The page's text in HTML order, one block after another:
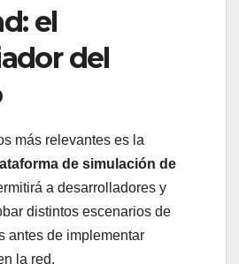
el
del
más relevantes es la
de simulación de
a desarrolladores y
distintos escenarios de
antes de implementar
la red.